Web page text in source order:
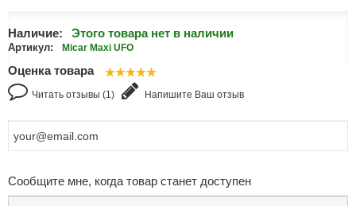
Наличие: Этого товара нет в наличии
Артикул: Micar Maxi UFO
Оценка товара
Читать отзывы (1) Напишите Ваш отзыв
Сообщите мне, когда товар станет доступен